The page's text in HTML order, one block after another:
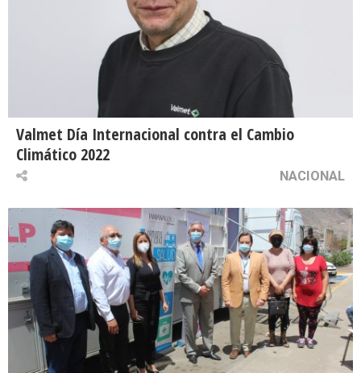
Valmet Día Internacional contra el Cambio
Climático 2022
NACIONAL